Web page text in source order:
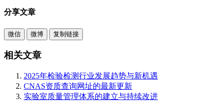
分享文章
微信 微博 复制链接
相关文章
2025年检验检测行业发展趋势与新机遇
CNAS资质查询网址的最新更新
实验室质量管理体系的建立与持续改进